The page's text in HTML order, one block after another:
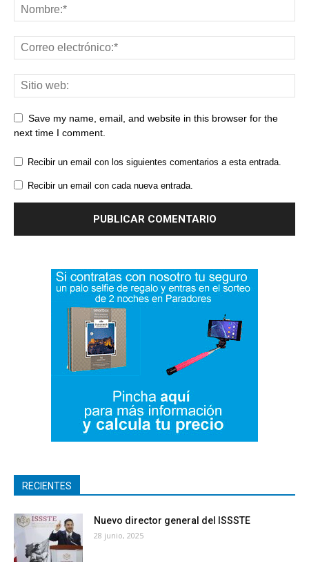
Save my name, email, and website in this browser for the
next time I comment.
Recibir un email con los siguientes comentarios a esta entrada.
Recibir un email con cada nueva entrada.
RECIENTES
Nuevo director general del ISSSTE
28 junio, 2025